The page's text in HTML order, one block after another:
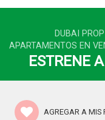
DUBAI
APARTAMENTOS EN
ESTRENE
AGREGAR A MIS